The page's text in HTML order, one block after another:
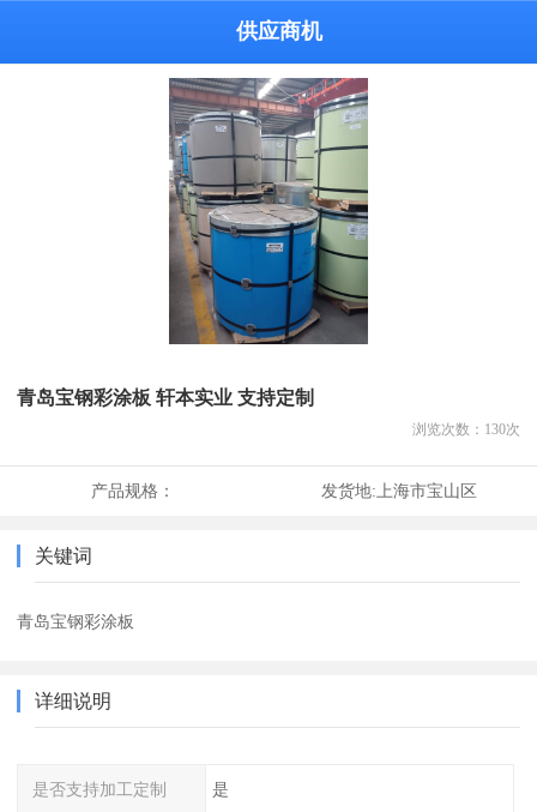
供应商机
青岛宝钢彩涂板 轩本实业 支持定制
浏览次数： 130次
产品规格： 发货地:上海市宝山区
关键词
青岛宝钢彩涂板
详细说明
是否支持加工定制 是